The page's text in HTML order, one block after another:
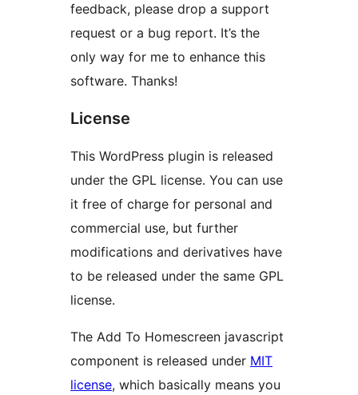
feedback, please drop a support
request or a bug report. It’s the
only way for me to enhance this
software. Thanks!
License
This WordPress plugin is released
under the GPL license. You can use
it free of charge for personal and
commercial use, but further
modifications and derivatives have
to be released under the same GPL
license.
The Add To Homescreen javascript
component is released under MIT
license, which basically means you